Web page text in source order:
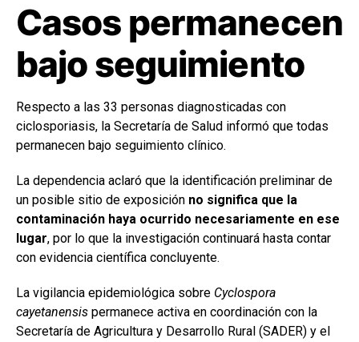
Casos permanecen
bajo seguimiento
Respecto a las 33 personas diagnosticadas con
ciclosporiasis, la Secretaría de Salud informó que todas
permanecen bajo seguimiento clínico.
La dependencia aclaró que la identificación preliminar de
un posible sitio de exposición no significa que la
contaminación haya ocurrido necesariamente en ese
lugar, por lo que la investigación continuará hasta contar
con evidencia científica concluyente.
La vigilancia epidemiológica sobre Cyclospora
cayetanensis permanece activa en coordinación con la
Secretaría de Agricultura y Desarrollo Rural (SADER) y el